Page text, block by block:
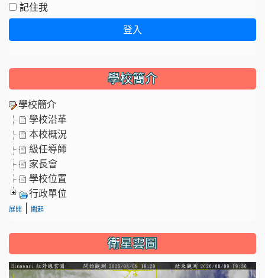
記住我
登入
學校簡介
學校簡介
學校沿革
本校概況
級任導師
家長會
學校位置
行政單位
展開 闔起
衛星雲圖